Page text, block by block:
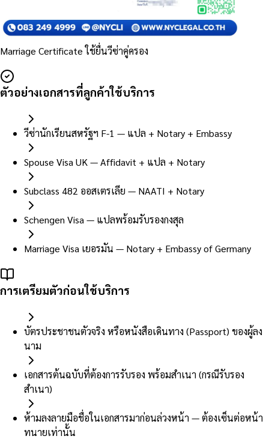
Marriage Certificate ใช้ยื่นวีซ่าคู่ครอง
ตัวอย่างเอกสารที่ลูกค้าใช้บริการ
วีซ่านักเรียนสหรัฐฯ F-1 — แปล + Notary + Embassy
Spouse Visa UK — Affidavit + แปล + Notary
Subclass 482 ออสเตรเลีย — NAATI + Notary
Schengen Visa — แปลพร้อมรับรองกงสุล
Marriage Visa เยอรมัน — Notary + Embassy of Germany
การเตรียมตัวก่อนใช้บริการ
บัตรประชาชนตัวจริง หรือหนังสือเดินทาง (Passport) ของผู้ลง
นาม
เอกสารต้นฉบับที่ต้องการรับรอง พร้อมสำเนา (กรณีรับรอง
สำเนา)
ห้ามลงลายมือชื่อในเอกสารมาก่อนล่วงหน้า — ต้องเซ็นต่อหน้า
ทนายเท่านั้น